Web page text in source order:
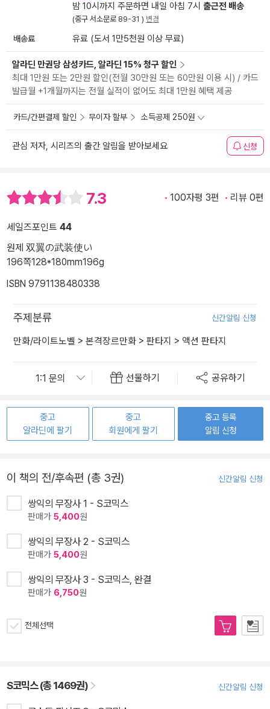
밤 10시까지 주문하면 내일 아침 7시 출근전 배송
(중구 서소문로 89-31 ) 변경
배송료 유료 (도서 1만5천원 이상 무료)
알라딘 만권당 삼성카드, 알라딘 15% 청구 할인
최대 1만원 또는 2만원 할인(전월 30만원 또는 60만원 이용 시) / 카드
발급월 +1개월까지는 전월 실적이 없어도 최대 1만원 혜택 제공
카드/간편결제 할인 무이자 할부 소득공제 250원
관심 저자, 시리즈의 출간 알림을 받아보세요 신청
7.3 100자평 3편 리뷰 0편
세일즈포인트 44
원제 双翼の武装使い
196쪽128*180mm196g
ISBN 9791138480338
주제분류 신간알림 신청
만화/라이트노벨 > 본격장르만화 > 판타지 > 액션 판타지
선물하기 공유하기
중고
알라딘에 팔기
중고
회원에게 팔기
중고 등록
알림 신청
이 책의 전/후속편 (총 3권) 신간알림 신청
쌍익의 무장사 1 - S코믹스
판매가 5,400원
쌍익의 무장사 2 - S코믹스
판매가 5,400원
쌍익의 무장사 3 - S코믹스, 완결
판매가 6,750원
전체선택
S코믹스 (총 1469권) 신간알림 신청